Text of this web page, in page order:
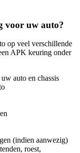
voor uw auto?
op veel verschillende
APK keuring onder
auto en chassis
(indien aanwezig)
roest,